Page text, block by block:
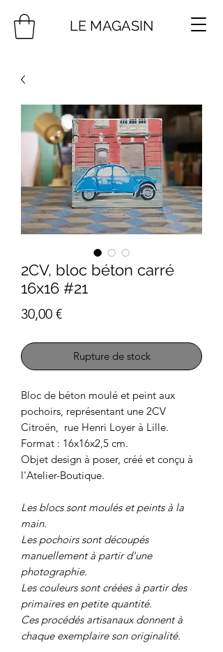
LE MAGASIN
2CV, bloc béton carré
16x16 #21
30,00 €Prix
Rupture de stock
Bloc de béton moulé et peint aux
pochoirs, représentant une 2CV
Citroën, rue Henri Loyer à Lille.
Format : 16x16x2,5 cm.
Objet design à poser, créé et conçu à
l'Atelier-Boutique.
Les blocs sont moulés et peints à la
main.
Les pochoirs sont découpés
manuellement à partir d'une
photographie.
Les couleurs sont créées à partir des
primaires en petite quantité.
Ces procédés artisanaux donnent à
chaque exemplaire son originalité.